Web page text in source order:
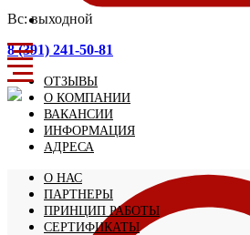
Вс: выходной
8 (391) 241-50-81
ОТЗЫВЫ
О КОМПАНИИ
ВАКАНСИИ
ИНФОРМАЦИЯ
АДРЕСА
О НАС
ПАРТНЕРЫ
ПРИНЦИП РАБОТЫ
СЕРТИФИКАТЫ